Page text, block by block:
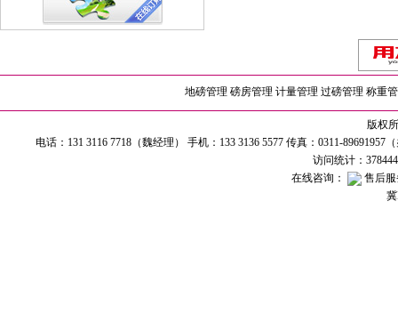
地磅管理 磅房管理 计量管理 过磅管理 称重
版权
电话：131 3116 7718（魏经理） 手机：133 3136 5577 传真：0311-
访问统计：
在线咨询：
售后